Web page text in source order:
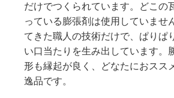
だけでつくられています。どこの
っている膨張剤は使用していませ
てきた職人の技術だけで、ぱりぱ
い口当たりを生み出しています。
形も縁起が良く、どなたにおスス
逸品です。